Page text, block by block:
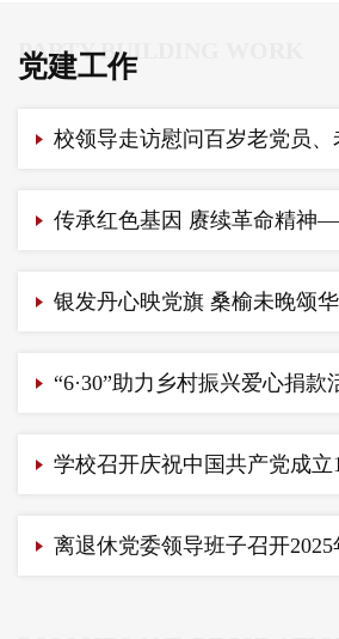
PARTY BUILDING WORK
党建工作
校领导走访慰问百岁老党员、
传承红色基因 赓续革命精神——我校组织离退休人员赴广州起义纪念馆参
银发丹心映党旗 桑榆未晚颂华章 ——离退休党委隆重举行庆祝建党105周年主题
“6·30”助力乡村振兴爱心捐款活动圆满完成 老党员用爱传递
学校召开庆祝中国共产党成立105周年暨“七一”表
离退休党委领导班子召开2025年度民主